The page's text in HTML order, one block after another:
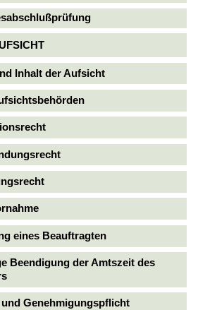
Inhalt der Aufsicht
eines Beauftragten
Beendigung der Amtszeit des
und Genehmigungspflicht